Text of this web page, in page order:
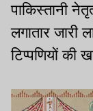
पाकिस्तानी
लगातार जारी
टिप्पणियों की